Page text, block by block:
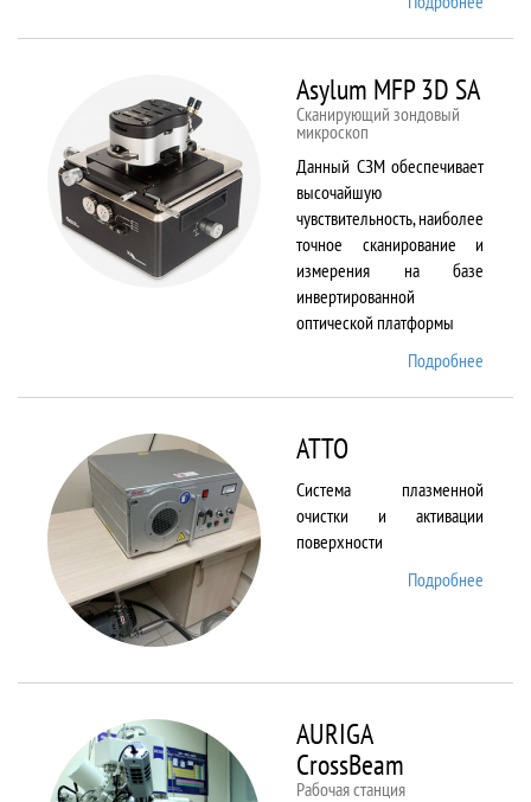
Asylum MFP 3D SA
Сканирующий зондовый
микроскоп
Данный СЗМ обеспечивает
высочайшую
чувствительность, наиболее
точное сканирование и
измерения на базе
инвертированной
оптической платформы
Подробнее
ATTO
Система плазменной
очистки и активации
поверхности
Подробнее
AURIGA
CrossBeam
Рабочая станция